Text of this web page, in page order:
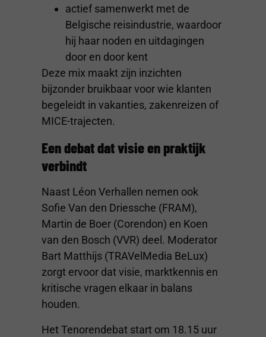
actief samenwerkt met de
Belgische reisindustrie, waardoor
hij haar noden en uitdagingen
door en door kent
Deze mix maakt zijn inzichten
bijzonder bruikbaar voor wie klanten
begeleidt in vakanties, zakenreizen of
MICE-trajecten.
Een debat dat visie en praktijk
verbindt
Naast Léon Verhallen nemen ook
Sofie Van den Driessche (FRAM),
Martin de Boer (Corendon) en Koen
van den Bosch (VVR) deel. Moderator
Bart Matthijs (TRAVelMedia BeLux)
zorgt ervoor dat visie, marktkennis en
kritische vragen elkaar in balans
houden.
Het Tenorendebat start om 18.15 uur